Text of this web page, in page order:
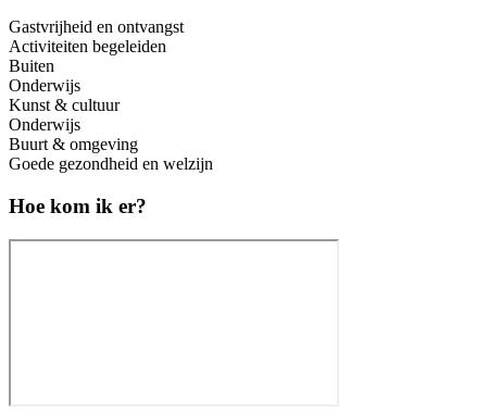
Gastvrijheid en ontvangst
Activiteiten begeleiden
Buiten
Onderwijs
Kunst & cultuur
Onderwijs
Buurt & omgeving
Goede gezondheid en welzijn
Hoe kom ik er?